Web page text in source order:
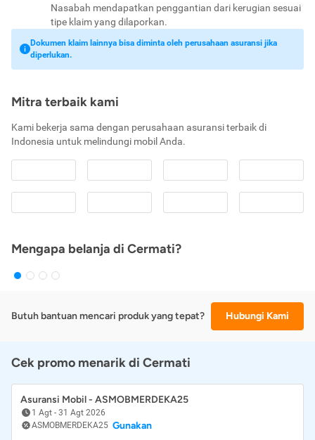
Nasabah mendapatkan penggantian dari kerugian sesuai
tipe klaim yang dilaporkan.
Dokumen klaim lainnya bisa diminta oleh perusahaan asuransi jika
diperlukan.
Mitra terbaik kami
Kami bekerja sama dengan perusahaan asuransi terbaik di
Indonesia untuk melindungi mobil Anda.
Mengapa belanja di Cermati?
Butuh bantuan mencari produk yang tepat? Hubungi Kami
Cek promo menarik di Cermati
Asuransi Mobil - ASMOBMERDEKA25
1 Agt - 31 Agt 2026
ASMOBMERDEKA25 Gunakan